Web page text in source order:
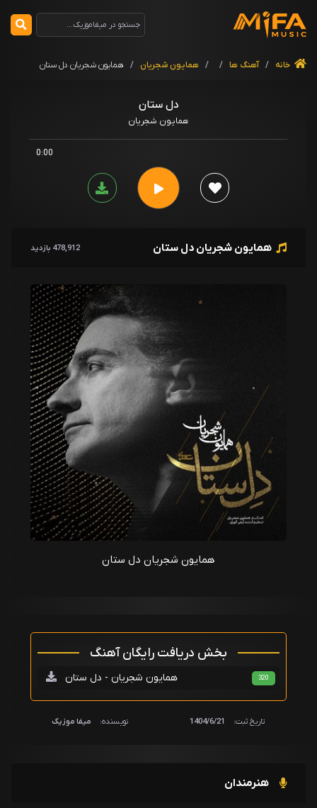
خانه / آهنگ ها /
/ همایون شجریان / همایون شجریان دل ستان
دل ستان
همایون شجریان
0:00
همایون شجریان دل ستان 478,912 بازدید
همایون شجریان دل ستان
بخش دریافت رایگان آهنگ
همایون شجریان - دل ستان 320
تاریخ ثبت: 1404/6/21 نویسنده: میفا موزیک
هنرمندان